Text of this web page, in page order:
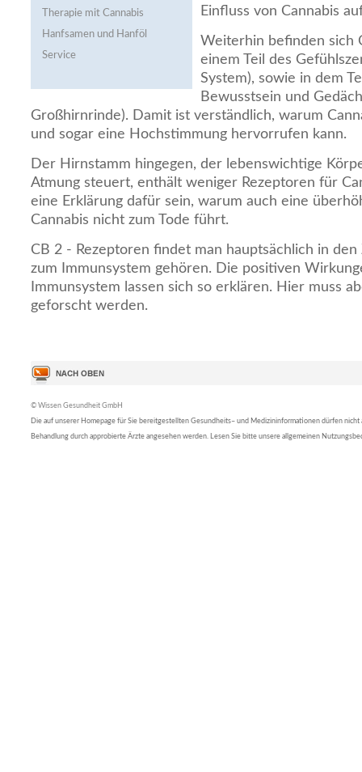
Therapie mit Cannabis
Hanfsamen und Hanföl
Service
Einfluss von Cannabis
Weiterhin befinden sich
einem Teil des
System), sowie in dem
Bewusstsein und
Großhirnrinde). Damit ist verständlich, warum
und sogar eine Hochstimmung hervorrufen kann.
Der Hirnstamm hingegen, der lebenswichtige
Atmung steuert, enthält weniger Rezeptoren für
eine Erklärung dafür sein, warum auch eine
Cannabis nicht zum Tode führt.
CB 2 - Rezeptoren findet man hauptsächlich in
zum Immunsystem gehören. Die positiven
Immunsystem lassen sich so erklären. Hier muss
geforscht werden.
© Wissen Gesundheit GmbH
Die auf unserer Homepage für Sie bereitgestellten Gesundheits– und Medizininformationen dürfen nicht
Behandlung durch approbierte Ärzte angesehen werden. Lesen Sie bitte unsere allgemeinen